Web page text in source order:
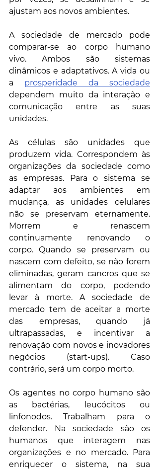
ajustam aos novos ambientes.
A sociedade de mercado pode
comparar-se ao corpo humano
vivo. Ambos são sistemas
dinâmicos e adaptativos. A vida ou
a prosperidade da sociedade
dependem muito da interação e
comunicação entre as suas
unidades.
As células são unidades que
produzem vida. Correspondem às
organizações da sociedade como
as empresas. Para o sistema se
adaptar aos ambientes em
mudança, as unidades celulares
não se preservam eternamente.
Morrem e renascem
continuamente renovando o
corpo. Quando se preservam ou
nascem com defeito, se não forem
eliminadas, geram cancros que se
alimentam do corpo, podendo
levar à morte. A sociedade de
mercado tem de aceitar a morte
das empresas, quando já
ultrapassadas, e incentivar a
renovação com novos e inovadores
negócios (start-ups). Caso
contrário, será um corpo morto.
Os agentes no corpo humano são
as bactérias, leucócitos ou
linfonodos. Trabalham para o
defender. Na sociedade são os
humanos que interagem nas
organizações e no mercado. Para
enriquecer o sistema, na sua